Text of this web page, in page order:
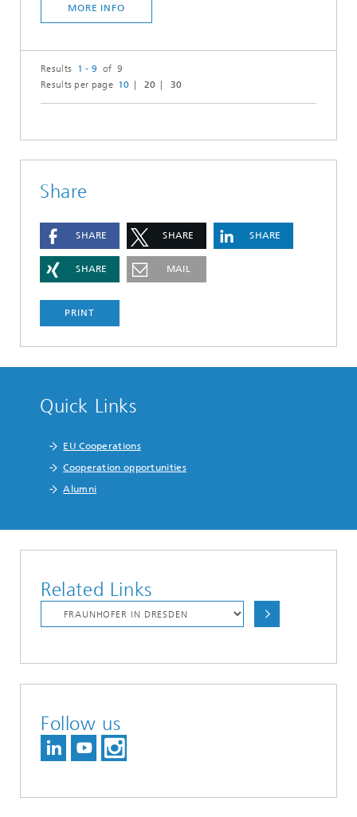
MORE INFO
Results 1 - 9 of 9
Results per page 10 20 30
Share
SHARE SHARE SHARE
SHARE MAIL
PRINT
Quick Links
EU Cooperations
Cooperation opportunities
Alumni
Related Links
Follow us